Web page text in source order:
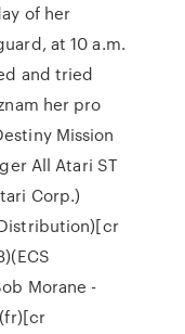
of her
at 10 a.m.
and tried
her pro
Mission
All Atari ST
Corp.)
Morane -